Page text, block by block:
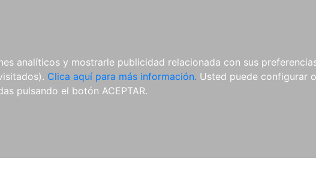
analíticos y mostrarle publicidad relacionada con sus
Clica aquí para más información. Usted puede configurar
pulsando el botón ACEPTAR.
E-BOOKS
LibrosAutoresColecciones